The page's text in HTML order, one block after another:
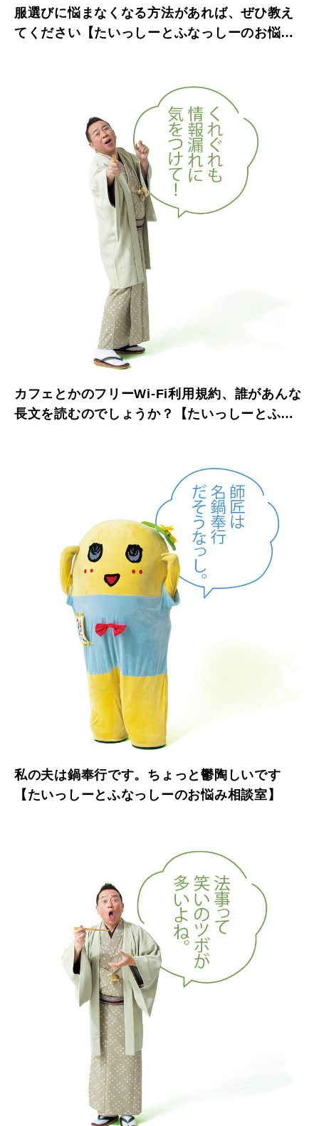
服選びに悩まなくなる方法があれば、ぜひ教え
てください【たいっしーとふなっしーのお悩み
カフェとかのフリーWi-Fi利用規約、誰があんな
長文を読むのでしょうか？【たいっしーとふな
私の夫は鍋奉行です。ちょっと鬱陶しいです
【たいっしーとふなっしーのお悩み相談室】